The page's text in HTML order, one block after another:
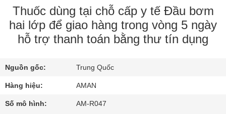
CHƯƠNG
TRÌNH
VR
VỀ
CHÚNG
TÔI
Thuốc dùng tại chỗ cấp y tế Đầu bơm
hai lớp để giao hàng trong vòng 5 ngày
hỗ trợ thanh toán bằng thư tín dụng
Nguồn gốc: Trung Quốc
Hàng hiệu: AMAN
Số mô hình: AM-R047